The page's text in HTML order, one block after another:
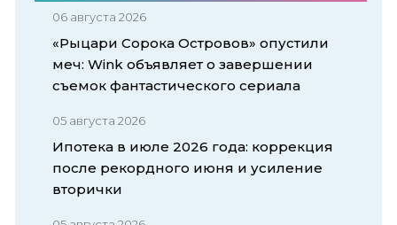
06 августа 2026
«Рыцари Сорока Островов» опустили
меч: Wink объявляет о завершении
съемок фантастического сериала
05 августа 2026
Ипотека в июле 2026 года: коррекция
после рекордного июня и усиление
вторички